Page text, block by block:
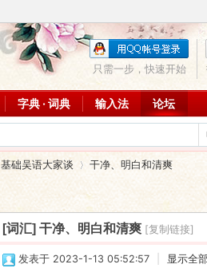
只需一步，快速开始
字典 · 词典 输入法 论坛
基础吴语大家谈 干净、明白和清爽
[词汇] 干净、明白和清爽 [复制链接]
发表于 2023-1-13 05:52:57 显示全